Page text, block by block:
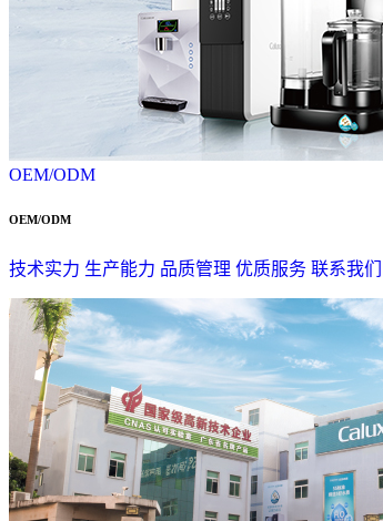
OEM/ODM
OEM/ODM
技术实力 生产能力 品质管理 优质服务 联系我们